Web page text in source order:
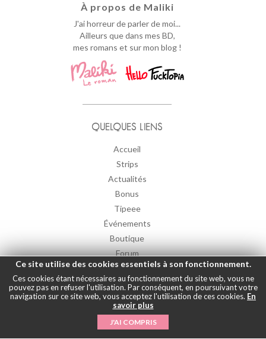
À propos de Maliki
J'ai horreur de parler de moi...
Ailleurs que dans mes BD,
mes romans et sur mon blog !
QUELQUES LIENS
Accueil
Strips
Actualités
Bonus
Tipeee
Événements
Boutique
Forum
Contact
DERNIERS TWEETS
Could not authenticate you.
Ce site utilise des cookies essentiels à son fonctionnement.
Ces cookies étant nécessaires au fonctionnement du site web, vous ne
pouvez pas en refuser l'utilisation. Par conséquent, en poursuivant votre
navigation sur ce site web, vous acceptez l'utilisation de ces cookies. En
savoir plus
J'AI COMPRIS